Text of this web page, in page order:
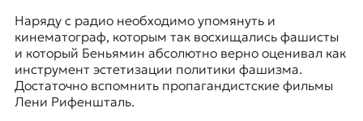
Наряду с радио необходимо упомянуть и
кинематограф, которым так восхищались фашисты
и который Беньямин абсолютно верно оценивал как
инструмент эстетизации политики фашизма.
Достаточно вспомнить пропагандистские фильмы
Лени Рифеншталь.